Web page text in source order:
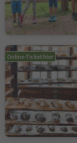
Online-Ticket hier